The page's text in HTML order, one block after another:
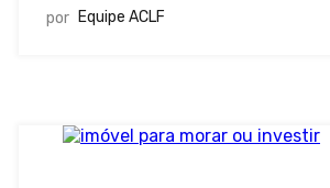
por Equipe ACLF